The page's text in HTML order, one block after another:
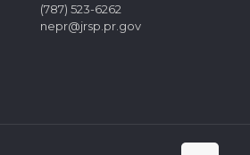
(787) 523-6262
nepr@jrsp.pr.gov